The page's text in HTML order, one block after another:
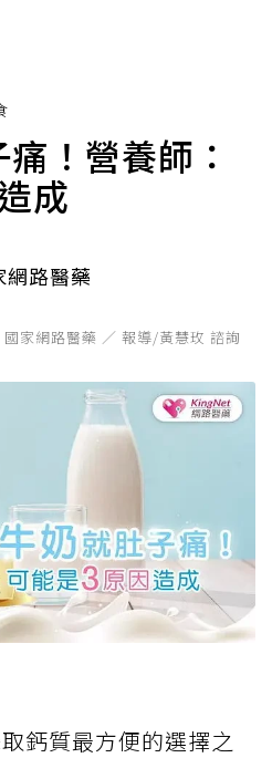
！營養師：
成
路醫藥
家網路醫藥 ／ 報導/黃慧玫 諮詢
鈣質最方便的選擇之